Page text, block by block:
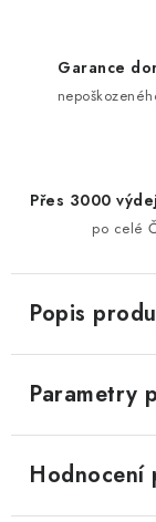
Garance
Přes 3000
po celé
Popis
Parametry
Hodnocení